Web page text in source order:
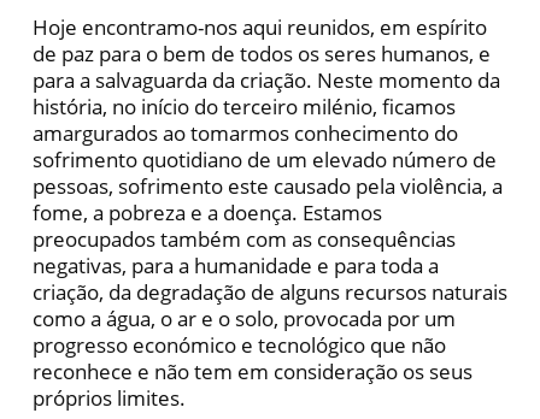
Hoje encontramo-nos aqui reunidos, em espírito
de paz para o bem de todos os seres humanos, e
para a salvaguarda da criação. Neste momento da
história, no início do terceiro milénio, ficamos
amargurados ao tomarmos conhecimento do
sofrimento quotidiano de um elevado número de
pessoas, sofrimento este causado pela violência, a
fome, a pobreza e a doença. Estamos
preocupados também com as consequências
negativas, para a humanidade e para toda a
criação, da degradação de alguns recursos naturais
como a água, o ar e o solo, provocada por um
progresso económico e tecnológico que não
reconhece e não tem em consideração os seus
próprios limites.